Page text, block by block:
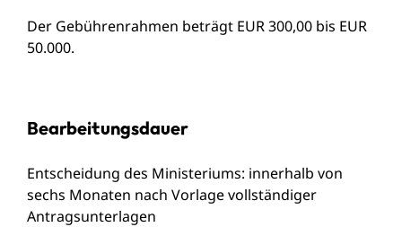
Der Gebührenrahmen beträgt EUR 300,00 bis EUR
50.000.
Bearbeitungsdauer
Entscheidung des Ministeriums: innerhalb von
sechs Monaten nach Vorlage vollständiger
Antragsunterlagen